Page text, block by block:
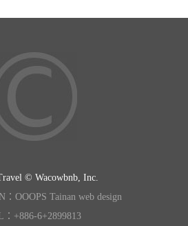
© Wacowbnb, Inc.
OOOPS Tainan web design
：+886-6+2899813